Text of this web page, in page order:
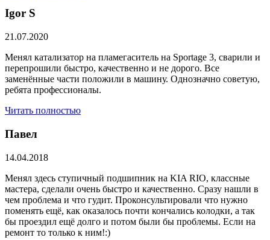
​Igor S
21.07.2020
Менял катализатор на пламегаситель на Sportage 3, сварили и
перепрошили быстро, качественно и не дорого. Все
заменённые части положили в машину. Однозначно советую,
ребята профессионалы.
Читать полностью
Павел
14.04.2018
Менял здесь ступичный подшипник на KIA RIO, классные
мастера, сделали очень быстро и качественно. Сразу нашли в
чем проблема и что гудит. Проконсультировали что нужно
поменять ещё, как оказалось почти кончались колодки, а так
бы проездил ещё долго и потом были бы проблемы. Если на
ремонт то только к ним!:)